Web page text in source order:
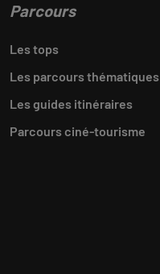
Parcours
Les tops
Les parcours thématiques
Les guides itinéraires
Parcours ciné-tourisme